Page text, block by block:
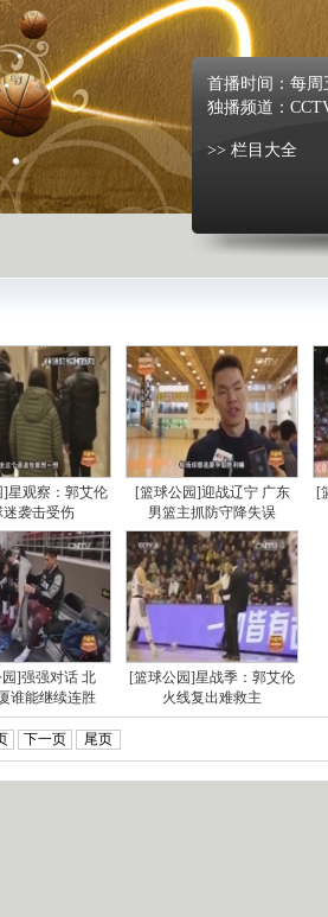
首播时间： 每周
独播频道：
>> 栏目大全
]星观察：郭艾伦
迷袭击受伤
[篮球公园]迎战辽宁 广东
男篮主抓防守降失误
[
]强强对话 北
谁能继续连胜
[篮球公园]星战季：郭艾伦
火线复出难救主
下一页 尾页